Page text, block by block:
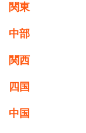
関東
中部
関西
四国
中国